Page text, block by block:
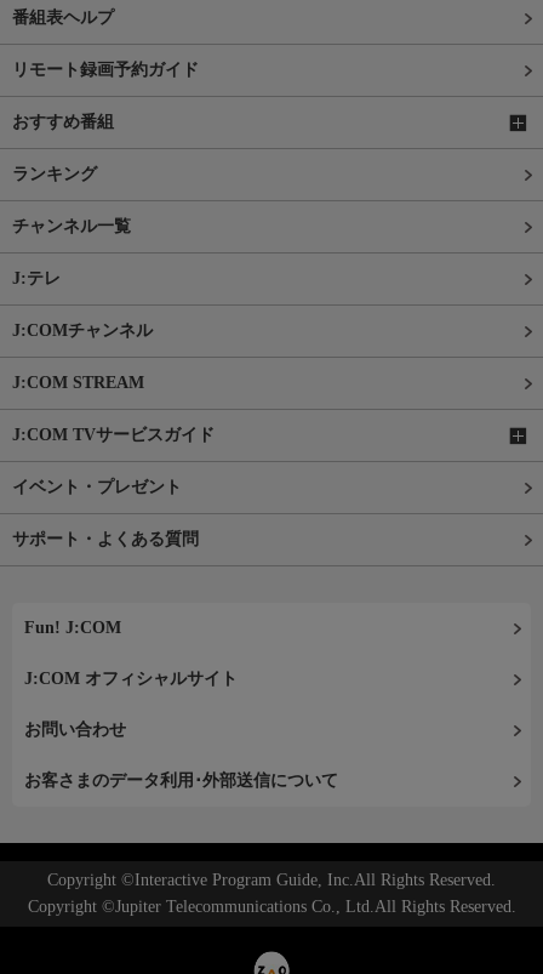
番組表ヘルプ
リモート録画予約ガイド
おすすめ番組
ランキング
チャンネル一覧
J:テレ
J:COMチャンネル
J:COM STREAM
J:COM TVサービスガイド
イベント・プレゼント
サポート・よくある質問
Fun! J:COM
J:COM オフィシャルサイト
お問い合わせ
お客さまのデータ利用･外部送信について
Copyright ©Interactive Program Guide, Inc.All Rights Reserved.
Copyright ©Jupiter Telecommunications Co., Ltd.All Rights Reserved.